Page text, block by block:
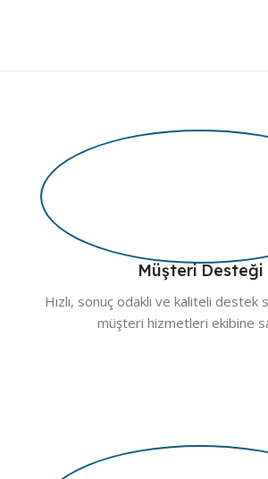
Müşteri Desteği
Hızlı, sonuç odaklı ve kaliteli destek
müşteri hizmetleri ekibine